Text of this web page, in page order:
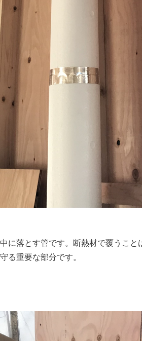
に落とす管です。断熱材で覆うこ
る重要な部分です。